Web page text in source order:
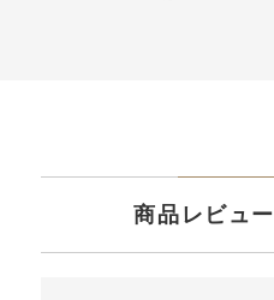
商品レビュー